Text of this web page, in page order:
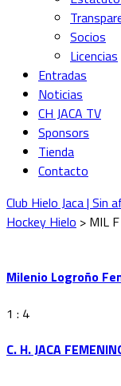
Socios
Licencias
Entradas
Noticias
CH JACA TV
Sponsors
Tienda
Contacto
Club Hielo Jaca | Sin
Hockey Hielo > MIL
Milenio Logroño
1 : 4
C. H. JACA